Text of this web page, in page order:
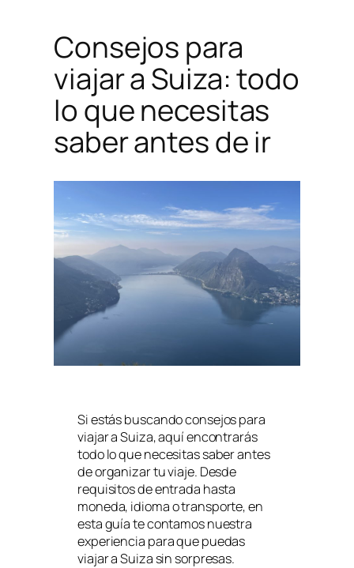
Consejos para
viajar a Suiza: todo
lo que necesitas
saber antes de ir
Si estás buscando consejos para
viajar a Suiza, aquí encontrarás
todo lo que necesitas saber antes
de organizar tu viaje. Desde
requisitos de entrada hasta
moneda, idioma o transporte, en
esta guía te contamos nuestra
experiencia para que puedas
viajar a Suiza sin sorpresas.